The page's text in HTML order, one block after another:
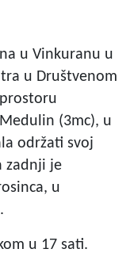
u Vinkuranu u
u Društvenom
(3mc), u
održati svoj
zadnji je
u
u 17 sati.